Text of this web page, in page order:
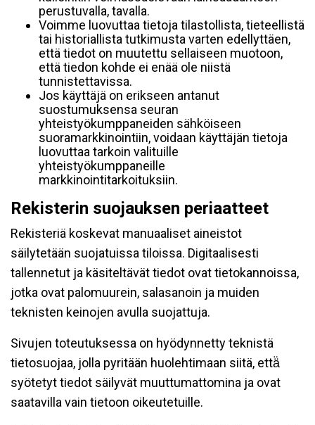
perustuvalla, tavalla.
Voimme luovuttaa tietoja tilastollista, tieteellistä
tai historiallista tutkimusta varten edellyttäen,
että tiedot on muutettu sellaiseen muotoon,
että tiedon kohde ei enää ole niistä
tunnistettavissa.
Jos käyttäjä on erikseen antanut
suostumuksensa seuran
yhteistyökumppaneiden sähköiseen
suoramarkkinointiin, voidaan käyttäjän tietoja
luovuttaa tarkoin valituille
yhteistyökumppaneille
markkinointitarkoituksiin.
Rekisterin suojauksen periaatteet
Rekisteriä koskevat manuaaliset aineistot
säilytetään suojatuissa tiloissa. Digitaalisesti
tallennetut ja käsiteltävät tiedot ovat tietokannoissa,
jotka ovat palomuurein, salasanoin ja muiden
teknisten keinojen avulla suojattuja.
Sivujen toteutuksessa on hyödynnetty teknistä
tietosuojaa, jolla pyritään huolehtimaan siitä, että̈
syötetyt tiedot säilyvät muuttumattomina ja ovat
saatavilla vain tietoon oikeutetuille.